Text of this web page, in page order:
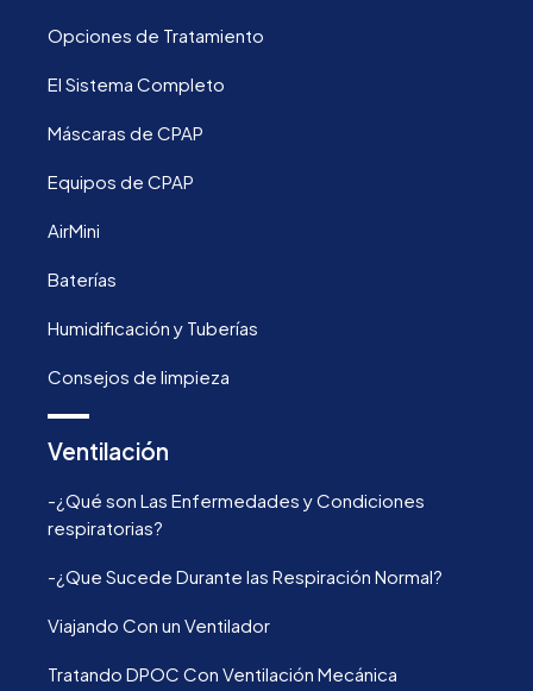
Opciones de Tratamiento
El Sistema Completo
Máscaras de CPAP
Equipos de CPAP
AirMini
Baterías
Humidificación y Tuberías
Consejos de limpieza
Ventilación
-¿Qué son Las Enfermedades y Condiciones
respiratorias?
-¿Que Sucede Durante las Respiración Normal?
Viajando Con un Ventilador
Tratando DPOC Con Ventilación Mecánica